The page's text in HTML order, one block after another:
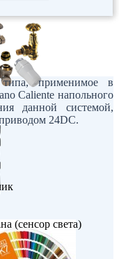
применимое в
Caliente напольного
данной системой,
24DC.
(сенсор света)